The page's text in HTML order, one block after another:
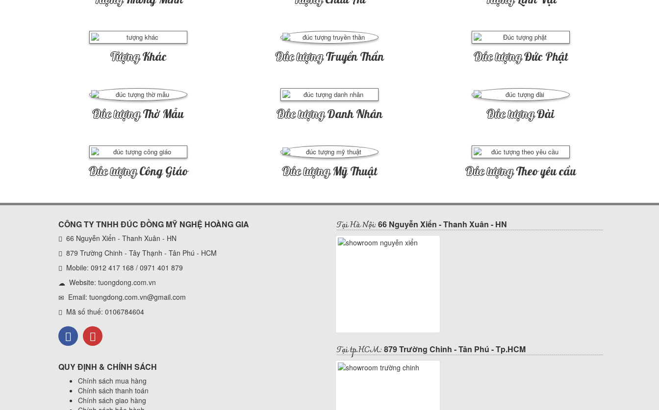
TượngKhác Đúc tượngTruyền Thần Đúc tượngĐức Phật
Đúc tượngThờ Mẫu Đúc tượngDanh Nhân Đúc tượngĐài
Đúc tượngCông Giáo Đúc tượngMỹ Thuật Đúc tượngTheo yêu cầu
CÔNG TY TNHH ĐÚC ĐỒNG MỸ NGHỆ HOÀNG GIA
66 Nguyễn Xiển - Thanh Xuân - HN
879 Trường Chinh - Tây Thạnh - Tân Phú - HCM
Mobile: 0912 417 168 / 0971 401 879
Website: tuongdong.com.vn
Email: tuongdong.com.vn@gmail.com
Mã số thuế: 0106784604
QUY ĐỊNH & CHÍNH SÁCH
Chính sách mua hàng
Chính sách thanh toán
Chính sách giao hàng
Tại Hà Nội: 66 Nguyễn Xiển - Thanh Xuân - HN
Tại tp.HCM: 879 Trường Chinh - Tân Phú - Tp.HCM